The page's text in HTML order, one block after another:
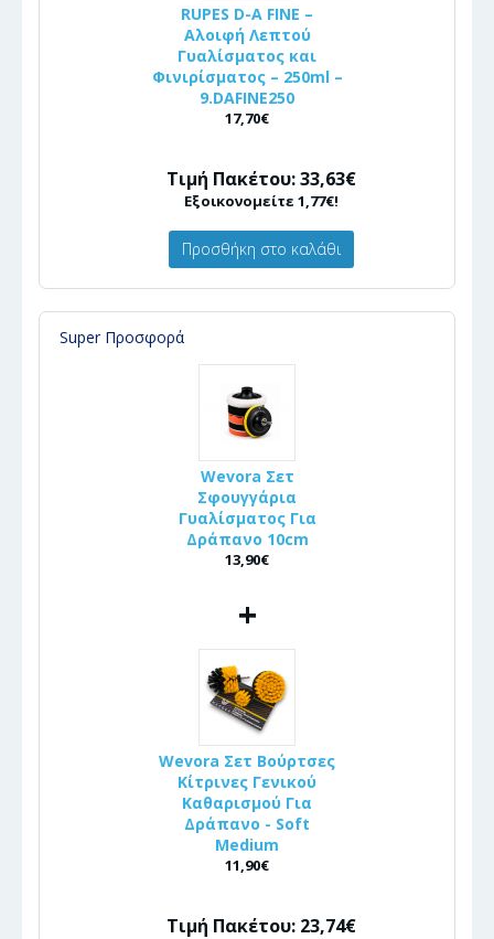
RUPES D-A FINE –
Αλοιφή Λεπτού
Γυαλίσματος και
Φινιρίσματος – 250ml –
9.DAFINE250
17,70€
Τιμή Πακέτου: 33,63€
Εξοικονομείτε 1,77€!
Προσθήκη στο καλάθι
Super Προσφορά
Wevora Σετ
Σφουγγάρια
Γυαλίσματος Για
Δράπανο 10cm
13,90€
+
Wevora Σετ Βούρτσες
Κίτρινες Γενικού
Καθαρισμού Για
Δράπανο - Soft
Medium
11,90€
Τιμή Πακέτου: 23,74€